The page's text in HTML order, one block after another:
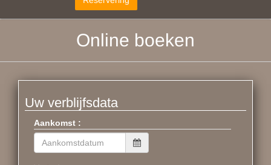
Online boeken